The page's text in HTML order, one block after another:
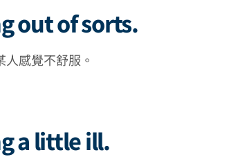
out of sorts.
感覺不舒服。
a little ill.